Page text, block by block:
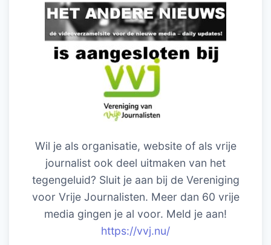
Wil je als organisatie, website of als vrije
journalist ook deel uitmaken van het
tegengeluid? Sluit je aan bij de Vereniging
voor Vrije Journalisten. Meer dan 60 vrije
media gingen je al voor. Meld je aan!
https://vvj.nu/